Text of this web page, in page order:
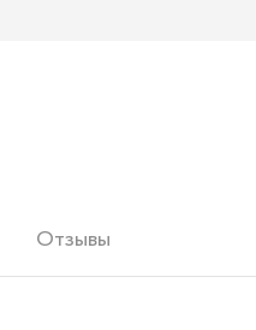
Отзывы